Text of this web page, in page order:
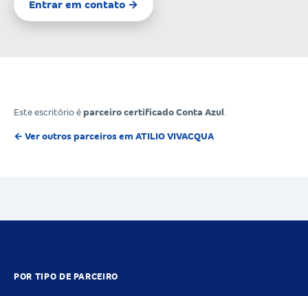
Entrar em contato →
Este escritório é parceiro certificado Conta Azul
← Ver outros parceiros em ATILIO VIVACQUA
POR TIPO DE PARCEIRO